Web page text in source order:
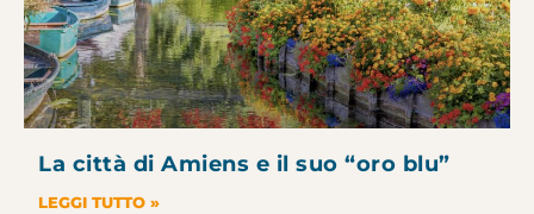
La città di Amiens e il suo “oro blu”
LEGGI TUTTO »